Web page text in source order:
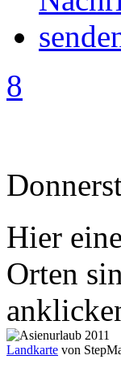
8
Hier
Orten
Landkarte von